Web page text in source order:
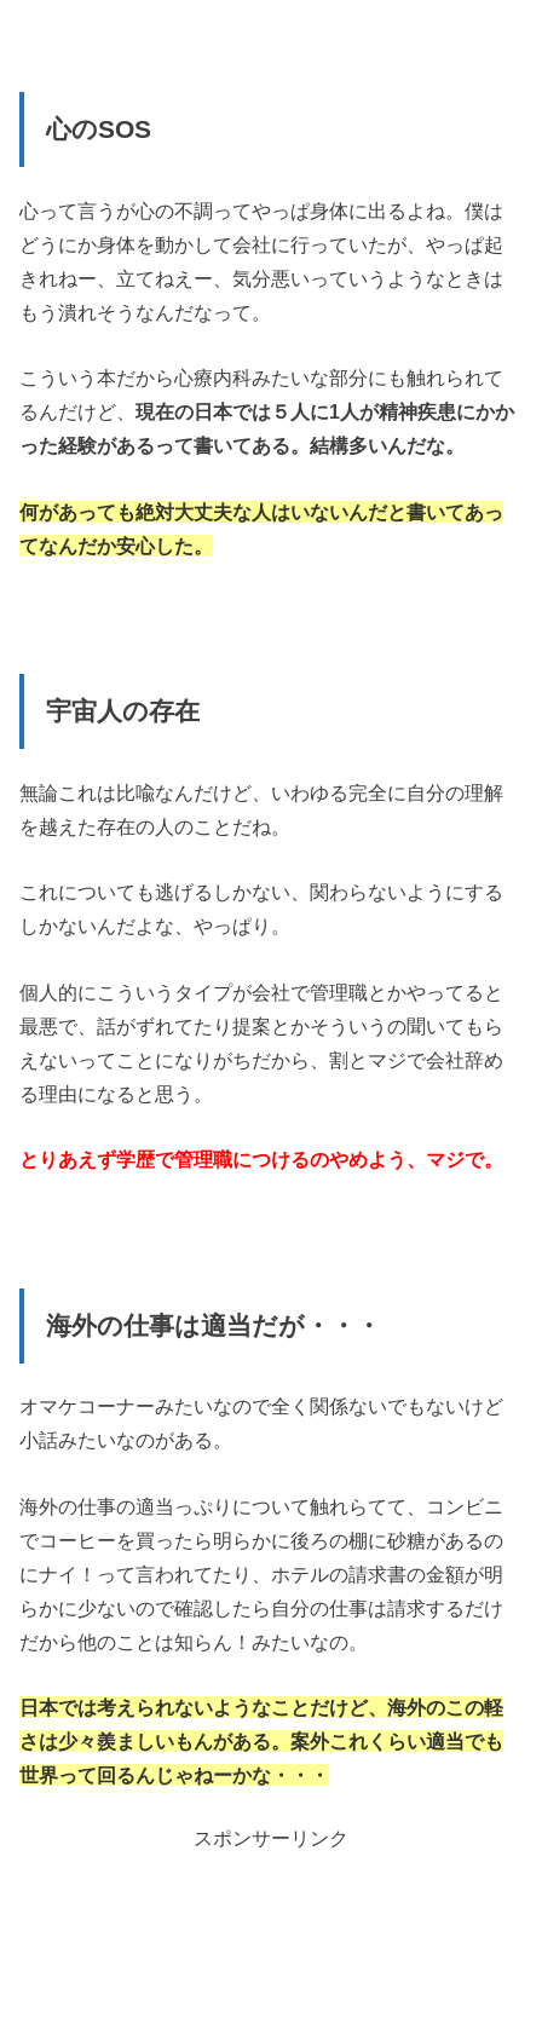
心のSOS
心って言うが心の不調ってやっぱ身体に出るよね。僕は
どうにか身体を動かして会社に行っていたが、やっぱ起
きれねー、立てねえー、気分悪いっていうようなときは
もう潰れそうなんだなって。
こういう本だから心療内科みたいな部分にも触れられて
るんだけど、現在の日本では５人に1人が精神疾患にかか
った経験があるって書いてある。結構多いんだな。
何があっても絶対大丈夫な人はいないんだと書いてあっ
てなんだか安心した。
宇宙人の存在
無論これは比喩なんだけど、いわゆる完全に自分の理解
を越えた存在の人のことだね。
これについても逃げるしかない、関わらないようにする
しかないんだよな、やっぱり。
個人的にこういうタイプが会社で管理職とかやってると
最悪で、話がずれてたり提案とかそういうの聞いてもら
えないってことになりがちだから、割とマジで会社辞め
る理由になると思う。
とりあえず学歴で管理職につけるのやめよう、マジで。
海外の仕事は適当だが・・・
オマケコーナーみたいなので全く関係ないでもないけど
小話みたいなのがある。
海外の仕事の適当っぷりについて触れらてて、コンビニ
でコーヒーを買ったら明らかに後ろの棚に砂糖があるの
にナイ！って言われてたり、ホテルの請求書の金額が明
らかに少ないので確認したら自分の仕事は請求するだけ
だから他のことは知らん！みたいなの。
日本では考えられないようなことだけど、海外のこの軽
さは少々羨ましいもんがある。案外これくらい適当でも
世界って回るんじゃねーかな・・・
スポンサーリンク